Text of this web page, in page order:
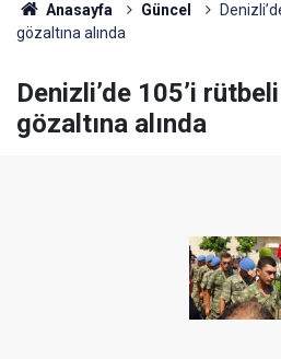
Anasayfa Güncel
gözaltına alında
Denizli’de 105’i
gözaltına alında